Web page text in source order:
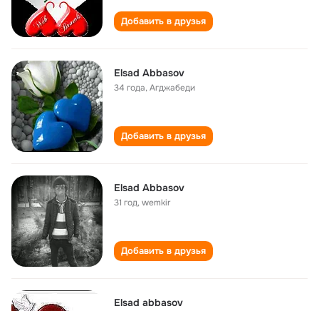
Добавить в друзья
Elsad Abbasov
34 года,Агджабеди
Добавить в друзья
Elsad Abbasov
31 год,wemkir
Добавить в друзья
Elsad abbasov